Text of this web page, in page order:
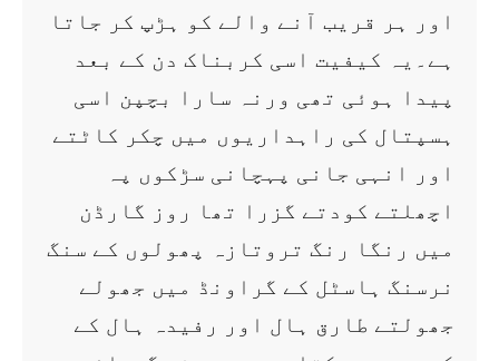
اور ہر قریب آنے والے کو ہڑپ کر جاتا
ہے۔یہ کیفیت اسی کربناک دن کے بعد
پیدا ہوئی تھی ورنہ سارا بچپن اسی
ہسپتال کی راہداریوں میں چکر کاٹتے
اور انہی جانی پہچانی سڑکوں پہ
اچھلتے کودتے گزرا تھا روز گارڈن
میں رنگا رنگ تروتازہ پھولوں کے سنگ
نرسنگ ہاسٹل کے گراونڈ میں جھولے
جھولتے طارق ہال اور رفیدہ ہال کے